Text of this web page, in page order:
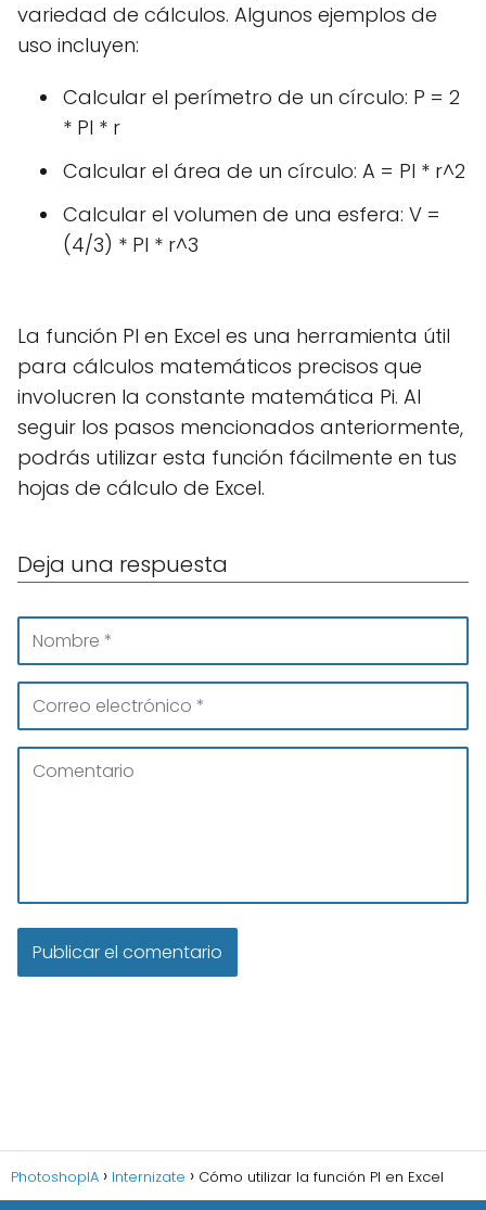
variedad de cálculos. Algunos ejemplos de
uso incluyen:
Calcular el perímetro de un círculo: P = 2
* PI * r
Calcular el área de un círculo: A = PI * r^2
Calcular el volumen de una esfera: V =
(4/3) * PI * r^3
La función PI en Excel es una herramienta útil
para cálculos matemáticos precisos que
involucren la constante matemática Pi. Al
seguir los pasos mencionados anteriormente,
podrás utilizar esta función fácilmente en tus
hojas de cálculo de Excel.
Deja una respuesta
PhotoshopIA Internizate Cómo utilizar la función PI en Excel